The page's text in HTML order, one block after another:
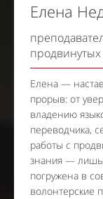
Елена
продвинутых
Елена —
прорыв: от
владению
переводчика,
работы с
знания — лишь
погружена в
волонтерские